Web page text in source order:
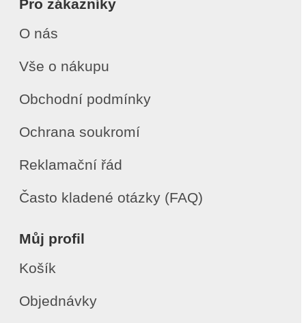
Pro zákazníky
O nás
Vše o nákupu
Obchodní podmínky
Ochrana soukromí
Reklamační řád
Často kladené otázky (FAQ)
Můj profil
Košík
Objednávky